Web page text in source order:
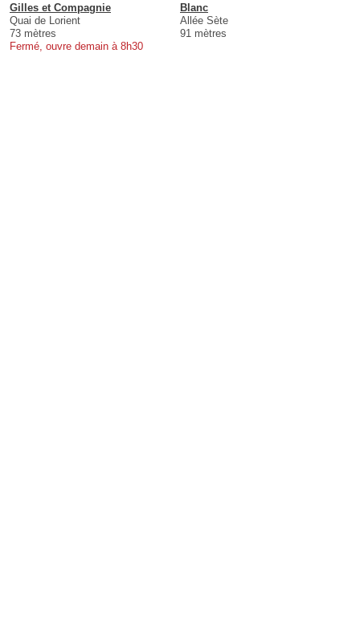
Gilles et Compagnie
Quai de Lorient
73 mètres
Fermé, ouvre demain à 8h30
Blanc
Allée Sète
91 mètres